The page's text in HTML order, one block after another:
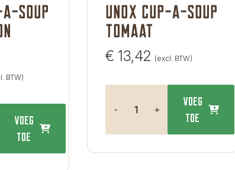
a-soup
BTW)
Voeg
toe
Unox cup-a-soup
tomaat
€ 13,42 (excl. BTW)
- +
Voeg
toe